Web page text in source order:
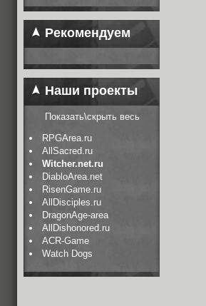
Рекомендуем
Наши проекты
Показать\скрыть весь
RPGArea.ru
AllSacred.ru
Witcher.net.ru
DiabloArea.net
RisenGame.ru
AllDisciples.ru
DragonAge-area
AllDishonored.ru
ACR-Game
Watch Dogs